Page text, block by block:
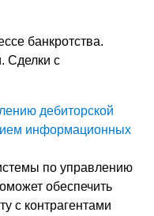
банкротства.
Сделки с
дебиторской
информационных
по управлению
обеспечить
с контрагентами